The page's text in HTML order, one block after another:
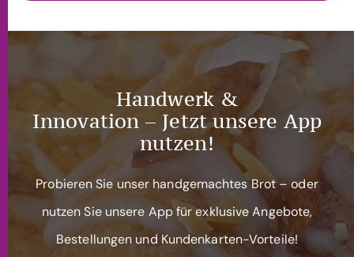
Handwerk &
Innovation – Jetzt unsere App
nutzen!
Probieren Sie unser handgemachtes Brot – oder
nutzen Sie unsere App für exklusive Angebote,
Bestellungen und Kundenkarten-Vorteile!